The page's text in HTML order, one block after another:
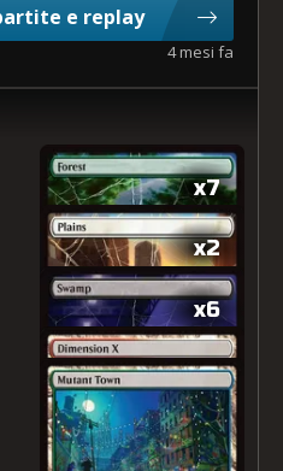
e replay
4 mesi fa
x7
x2
x6